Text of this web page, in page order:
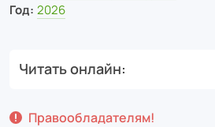
Год: 2026
Читать онлайн
Правообладателям!